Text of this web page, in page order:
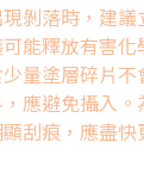
剝落時，建
能釋放有害
量塗層碎片
應避免攝入
刮痕，應盡快